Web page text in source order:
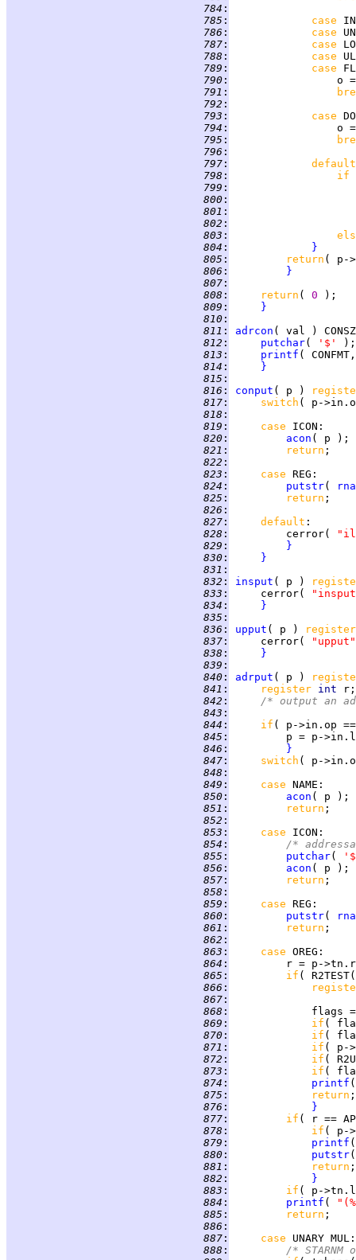
784 :
785 :
case
786 :
case
787 :
case
788 :
case
789 :
case
790 :
o
791 :
792 :
793 :
case
794 :
o
795 :
796 :
797 :
default
798 :
if
799 :
800 :
801 :
802 :
803 :
804 :
}
805 : return ( p-
806 :
}
807 :
808 : return ( 0
809 :
}
810 :
811 : adrcon ( val )
812 : putchar(
'$'
813 :
printf
814 :
}
815 :
816 : conput ( p )
817 : switch ( p-
818 :
819 : case ICON
820 : acon
821 : return
822 :
823 : case REG
824 : putstr(
825 : return
826 :
827 : default
828 :
         cerror(
829 :
}
830 :
}
831 :
832 : insput ( p )
833 :
     cerror(
834 :
}
835 :
836 : upput ( p )
837 :
     cerror(
838 :
}
839 :
840 : adrput ( p )
841 : register int
842 :
/* output an
843 :
844 : if ( p->in.op
845 :
846 :
}
847 : switch ( p-
848 :
849 : case NAME
850 : acon
851 : return
852 :
853 : case ICON
854 :
/*
855 : putchar(
856 : acon
857 : return
858 :
859 : case REG
860 : putstr(
861 : return
862 :
863 : case OREG
864 :
865 : if (
866 :
867 :
868 :
869 : if (
870 : if (
871 : if ( p-
872 : if (
873 : if (
874 : printf
875 :
return
876 :
}
877 : if ( r ==
878 : if ( p-
879 :
printf
880 : putstr
881 :
return
882 :
}
883 : if ( p-
884 : printf (
885 : return
886 :
887 : case UNARY MUL
888 :
/* STARNM